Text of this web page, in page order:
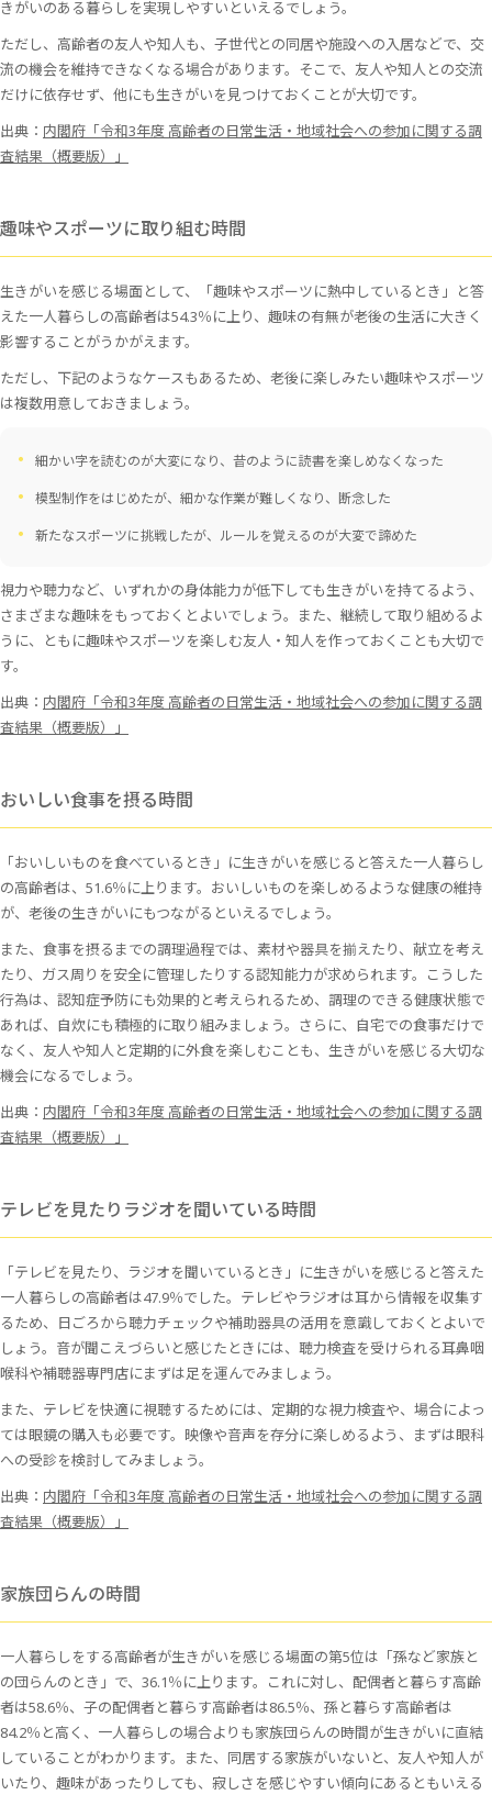
きがいのある暮らしを実現しやすいといえるでしょう。
ただし、高齢者の友人や知人も、子世代との同居や施設への入居などで、交
流の機会を維持できなくなる場合があります。そこで、友人や知人との交流
だけに依存せず、他にも生きがいを見つけておくことが大切です。
出典： 内閣府「令和3年度 高齢者の日常生活・地域社会への参加に関する調
査結果（概要版）」
趣味やスポーツに取り組む時間
生きがいを感じる場面として、「趣味やスポーツに熱中しているとき」と答
えた一人暮らしの高齢者は54.3％に上り、趣味の有無が老後の生活に大きく
影響することがうかがえます。
ただし、下記のようなケースもあるため、老後に楽しみたい趣味やスポーツ
は複数用意しておきましょう。
細かい字を読むのが大変になり、昔のように読書を楽しめなくなった
模型制作をはじめたが、細かな作業が難しくなり、断念した
新たなスポーツに挑戦したが、ルールを覚えるのが大変で諦めた
視力や聴力など、いずれかの身体能力が低下しても生きがいを持てるよう、
さまざまな趣味をもっておくとよいでしょう。また、継続して取り組めるよ
うに、ともに趣味やスポーツを楽しむ友人・知人を作っておくことも大切で
す。
出典： 内閣府「令和3年度 高齢者の日常生活・地域社会への参加に関する調
査結果（概要版）」
おいしい食事を摂る時間
「おいしいものを食べているとき」に生きがいを感じると答えた一人暮らし
の高齢者は、51.6％に上ります。おいしいものを楽しめるような健康の維持
が、老後の生きがいにもつながるといえるでしょう。
また、食事を摂るまでの調理過程では、素材や器具を揃えたり、献立を考え
たり、ガス周りを安全に管理したりする認知能力が求められます。こうした
行為は、認知症予防にも効果的と考えられるため、調理のできる健康状態で
あれば、自炊にも積極的に取り組みましょう。さらに、自宅での食事だけで
なく、友人や知人と定期的に外食を楽しむことも、生きがいを感じる大切な
機会になるでしょう。
出典： 内閣府「令和3年度 高齢者の日常生活・地域社会への参加に関する調
査結果（概要版）」
テレビを見たりラジオを聞いている時間
「テレビを見たり、ラジオを聞いているとき」に生きがいを感じると答えた
一人暮らしの高齢者は47.9％でした。テレビやラジオは耳から情報を収集す
るため、日ごろから聴力チェックや補助器具の活用を意識しておくとよいで
しょう。音が聞こえづらいと感じたときには、聴力検査を受けられる耳鼻咽
喉科や補聴器専門店にまずは足を運んでみましょう。
また、テレビを快適に視聴するためには、定期的な視力検査や、場合によっ
ては眼鏡の購入も必要です。映像や音声を存分に楽しめるよう、まずは眼科
への受診を検討してみましょう。
出典： 内閣府「令和3年度 高齢者の日常生活・地域社会への参加に関する調
査結果（概要版）」
家族団らんの時間
一人暮らしをする高齢者が生きがいを感じる場面の第5位は「孫など家族と
の団らんのとき」で、36.1％に上ります。これに対し、配偶者と暮らす高齢
者は58.6％、子の配偶者と暮らす高齢者は86.5％、孫と暮らす高齢者は
84.2％と高く、一人暮らしの場合よりも家族団らんの時間が生きがいに直結
していることがわかります。また、同居する家族がいないと、友人や知人が
いたり、趣味があったりしても、寂しさを感じやすい傾向にあるともいえる